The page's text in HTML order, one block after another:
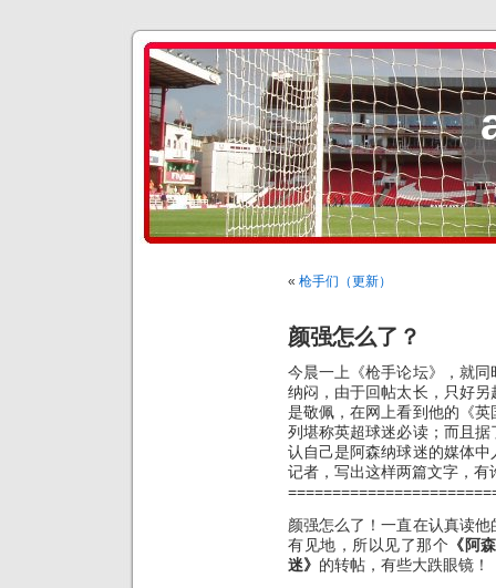
« 枪手们（更新）
颜强怎么了？
今晨一上《枪手论坛》，就
纳闷，由于回帖太长，只好
是敬佩，在网上看到他的《
列堪称英超球迷必读；而且
认自己是阿森纳球迷的媒体
记者，写出这样两篇文字，
颜强怎么了！一直在认真读
有见地，所以见了那个 《阿
迷》 的转帖，有些大跌眼镜！